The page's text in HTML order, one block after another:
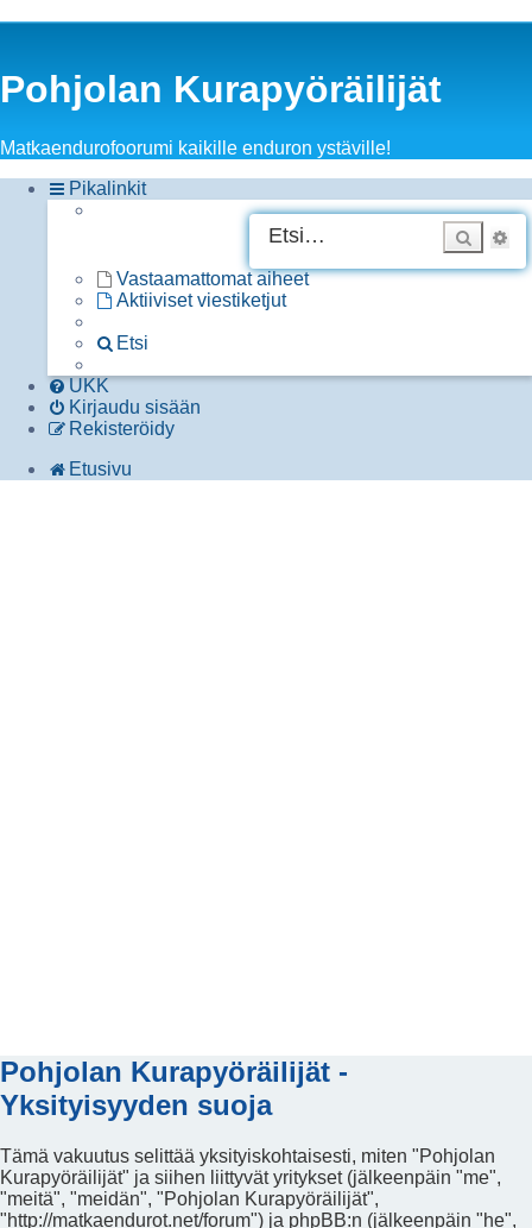
Pohjolan Kurapyöräilijät
Matkaendurofoorumi kaikille enduron ystäville!
Etsi
Pikalinkit
Vastaamattomat aiheet
Aktiiviset viestiketjut
Etsi
UKK
Kirjaudu sisään
Rekisteröidy
Etusivu
Pohjolan Kurapyöräilijät -
Yksityisyyden suoja
Tämä vakuutus selittää yksityiskohtaisesti, miten "Pohjolan
Kurapyöräilijät" ja siihen liittyvät yritykset (jälkeenpäin "me",
"meitä", "meidän", "Pohjolan Kurapyöräilijät",
"http://matkaendurot.net/forum") ja phpBB:n (jälkeenpäin "he",